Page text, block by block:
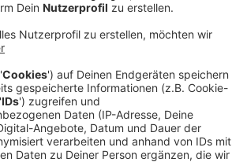
sind beteiligt
hat 2 Jahre lang mit allen 17
Konzept erarbeitet, um
schneller und effektiver